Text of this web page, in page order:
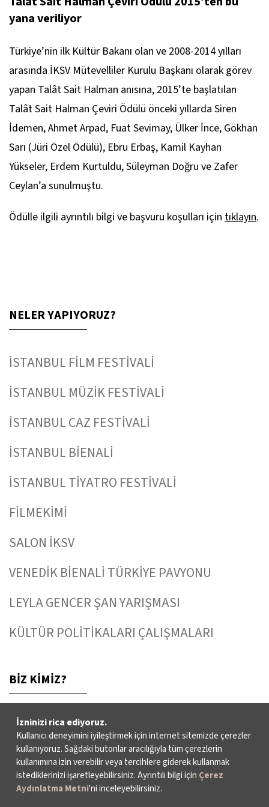
yana veriliyor
Türkiye’nin ilk Kültür Bakanı olan ve 2008-2014 yılları
arasında İKSV Mütevelliler Kurulu Başkanı olarak görev
yapan Talât Sait Halman anısına, 2015’te başlatılan
Talât Sait Halman Çeviri Ödülü önceki yıllarda Siren
İdemen, Ahmet Arpad, Fuat Sevimay, Ülker İnce, Gökhan
Sarı (Jüri Özel Ödülü), Ebru Erbaş, Kamil Kayhan
Yükseler, Erdem Kurtuldu, Süleyman Doğru ve Zafer
Ceylan’a sunulmuştu.
Ödülle ilgili ayrıntılı bilgi ve başvuru koşulları için tıklayın.
NELER YAPIYORUZ?
İSTANBUL FİLM FESTİVALİ
İSTANBUL MÜZİK FESTİVALİ
İSTANBUL CAZ FESTİVALİ
İSTANBUL BİENALİ
İSTANBUL TİYATRO FESTİVALİ
FİLMEKİMİ
SALON İKSV
VENEDİK BİENALİ TÜRKİYE PAVYONU
LEYLA GENCER ŞAN YARIŞMASI
KÜLTÜR POLİTİKALARI ÇALIŞMALARI
BİZ KİMİZ?
HAKKIMIZDA
FAALİYET RAPORLARI
YAYINLAR
İzninizi rica ediyoruz.
Kullanıcı deneyimini iyileştirmek için internet sitemizde çerezler
kullanıyoruz. Sağdaki butonlar aracılığıyla tüm çerezlerin
kullanımına izin verebilir veya tercihlere giderek kullanmak
istediklerinizi işaretleyebilirsiniz. Ayrıntılı bilgi için Çerez
Aydınlatma Metni'ni inceleyebilirsiniz.